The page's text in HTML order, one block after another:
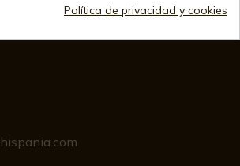
Política de privacidad y cookies